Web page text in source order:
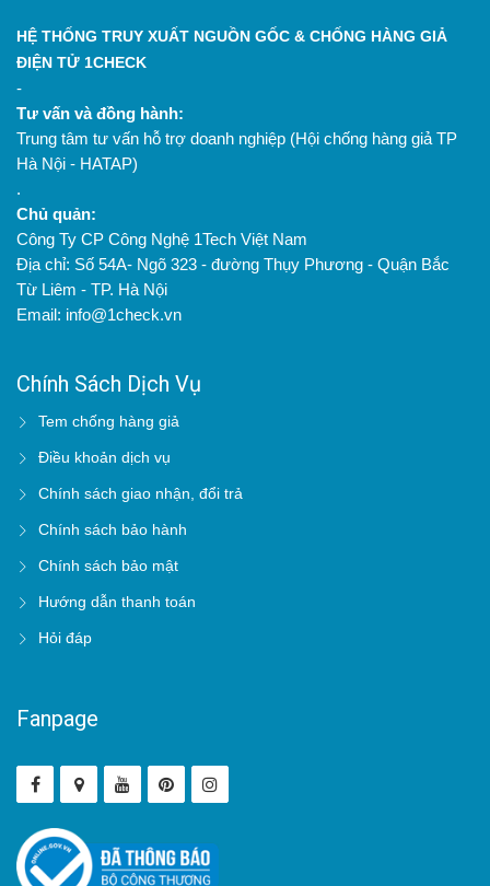
HỆ THỐNG TRUY XUẤT NGUỒN GỐC & CHỐNG HÀNG GIẢ
ĐIỆN TỬ 1CHECK
-
Tư vấn và đồng hành:
Trung tâm tư vấn hỗ trợ doanh nghiệp (Hội chống hàng giả TP
Hà Nội - HATAP)
.
Chủ quản:
Công Ty CP Công Nghệ 1Tech Việt Nam
Địa chỉ: Số 54A- Ngõ 323 - đường Thụy Phương - Quận Bắc
Từ Liêm - TP. Hà Nội
Email: info@1check.vn
Chính Sách Dịch Vụ
Tem chống hàng giả
Điều khoản dịch vụ
Chính sách giao nhận, đổi trả
Chính sách bảo hành
Chính sách bảo mật
Hướng dẫn thanh toán
Hỏi đáp
Fanpage